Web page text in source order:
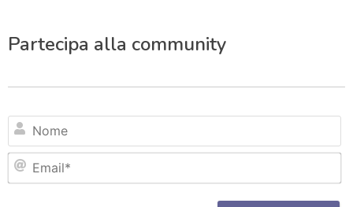
Partecipa alla community